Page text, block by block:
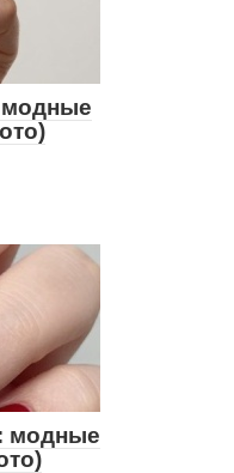
модные